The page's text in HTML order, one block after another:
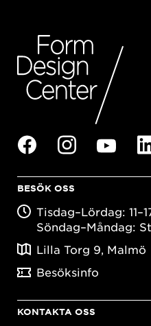
BESÖK OSS
Tisdag–Lördag:
Söndag–Måndag:
Lilla Torg 9, Malmö
Besöksinfo
KONTAKTA OSS